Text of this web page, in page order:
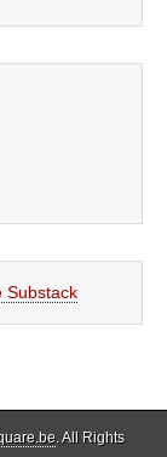
Substack
. All Rights